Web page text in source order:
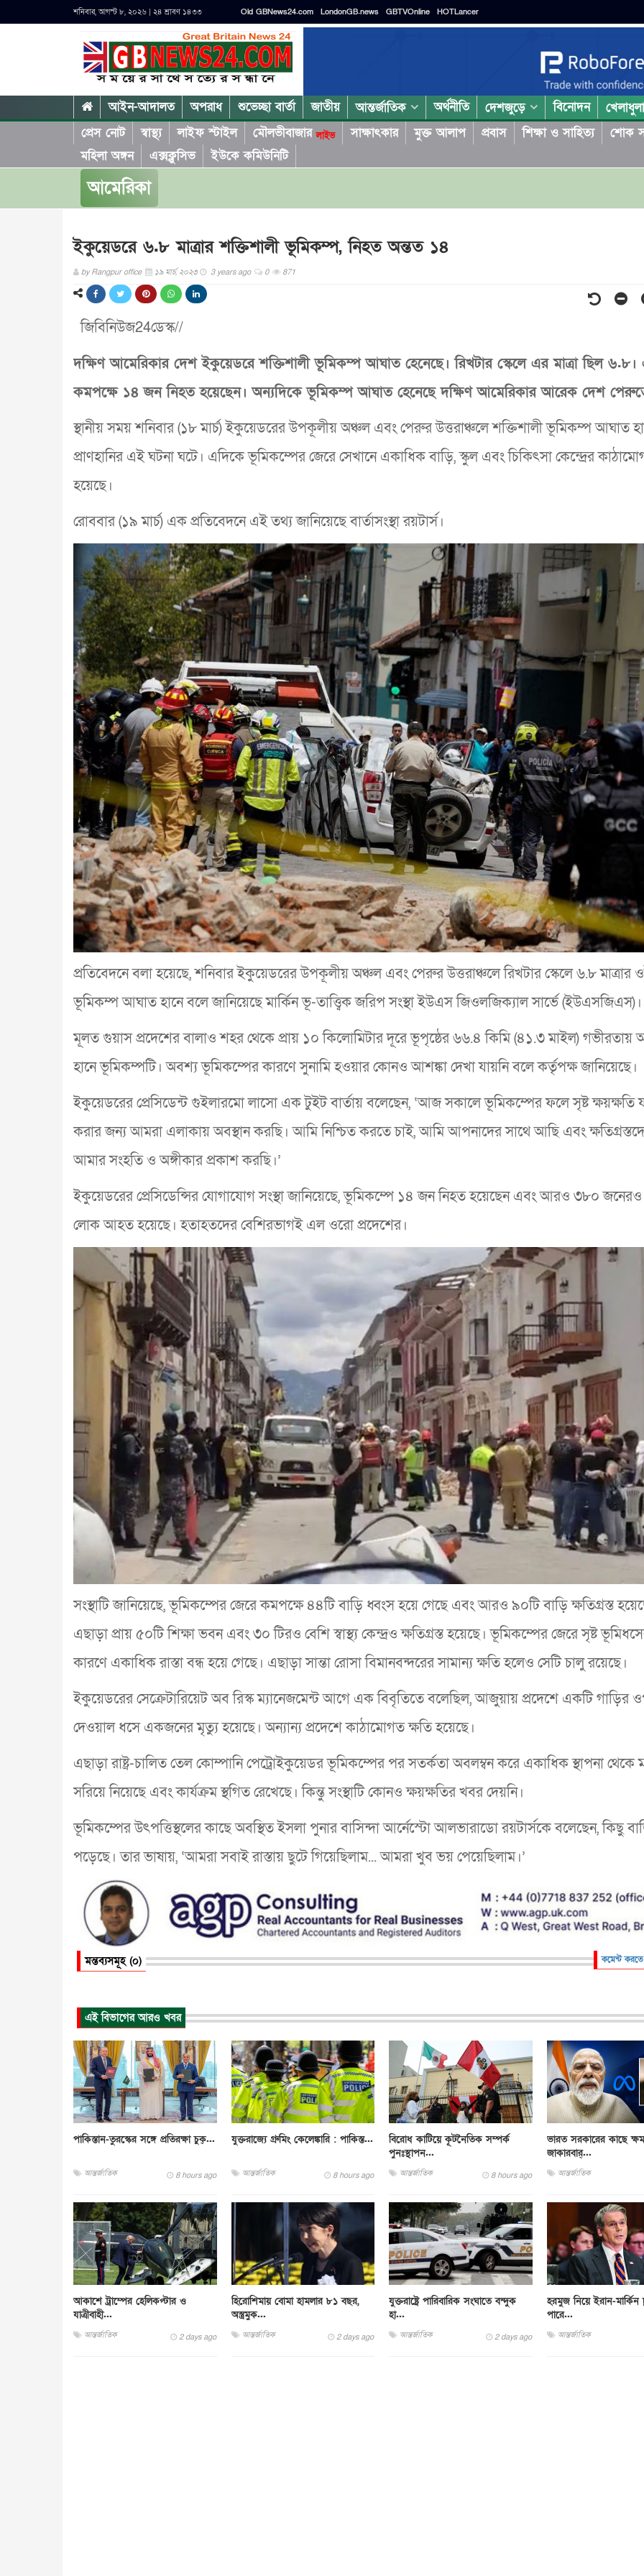
শনিবার, আগস্ট ৮, ২০২৬ | ২৪ শ্রাবণ ১৪৩৩ Old GBNews24.com LondonGB.news GBTVOnline HOTLancer
আইন-আদালত অপরাধ শুভেচ্ছা বার্তা জাতীয় আন্তর্জাতিক অর্থনীতি দেশজুড়ে বিনোদন
প্রেস নোট
স্বাস্থ্য লাইফ স্টাইল মৌলভীবাজারলাইভ সাক্ষাৎকার মুক্ত আলাপ প্রবাস শিক্ষা ও সাহিত্য
শোক
মহিলা অঙ্গন
এক্সক্লুসিভ ইউকে কমিউনিটি
আমেরিকা
ইকুয়েডরে ৬.৮ মাত্রার শক্তিশালী ভূমিকম্প, নিহত অন্তত ১৪
byRangpur office ১৯ মার্চ, ২০২৩ 3 years ago 0 871
জিবিনিউজ24ডেস্ক//
দক্ষিণ আমেরিকার দেশ ইকুয়েডরে শক্তিশালী ভূমিকম্প আঘাত হেনেছে। রিখটার স্কেলে এর মাত্রা ছিল
কমপক্ষে ১৪ জন নিহত হয়েছেন। অন্যদিকে ভূমিকম্প আঘাত হেনেছে দক্ষিণ আমেরিকার আরেক দেশ
স্থানীয় সময় শনিবার (১৮ মার্চ) ইকুয়েডরের উপকূলীয় অঞ্চল এবং পেরুর উত্তরাঞ্চলে শক্তিশালী ভূমিকম্প আঘাত
প্রাণহানির এই ঘটনা ঘটে। এদিকে ভূমিকম্পের জেরে সেখানে একাধিক বাড়ি, স্কুল এবং চিকিৎসা কেন্দ্রের
হয়েছে।
রোববার (১৯ মার্চ) এক প্রতিবেদনে এই তথ্য জানিয়েছে বার্তাসংস্থা রয়টার্স।
প্রতিবেদনে বলা হয়েছে, শনিবার ইকুয়েডরের উপকূলীয় অঞ্চল এবং পেরুর উত্তরাঞ্চলে রিখটার স্কেলে ৬.৮ মাত্রার
ভূমিকম্প আঘাত হানে বলে জানিয়েছে মার্কিন ভূ-তাত্ত্বিক জরিপ সংস্থা ইউএস জিওলজিক্যাল সার্ভে (ইউএসজিএস)।
মূলত গুয়াস প্রদেশের বালাও শহর থেকে প্রায় ১০ কিলোমিটার দূরে ভূপৃষ্ঠের ৬৬.৪ কিমি (৪১.৩ মাইল) গভীরতায়
হানে ভূমিকম্পটি। অবশ্য ভূমিকম্পের কারণে সুনামি হওয়ার কোনও আশঙ্কা দেখা যায়নি বলে কর্তৃপক্ষ জানিয়েছে।
ইকুয়েডরের প্রেসিডেন্ট গুইলারমো লাসো এক টুইট বার্তায় বলেছেন, ‘আজ সকালে ভূমিকম্পের ফলে সৃষ্ট ক্ষয়ক্ষতি
করার জন্য আমরা এলাকায় অবস্থান করছি। আমি নিশ্চিত করতে চাই, আমি আপনাদের সাথে আছি এবং
আমার সংহতি ও অঙ্গীকার প্রকাশ করছি।’
ইকুয়েডরের প্রেসিডেন্সির যোগাযোগ সংস্থা জানিয়েছে, ভূমিকম্পে ১৪ জন নিহত হয়েছেন এবং আরও ৩৮০ জনেরও
লোক আহত হয়েছে। হতাহতদের বেশিরভাগই এল ওরো প্রদেশের।
সংস্থাটি জানিয়েছে, ভূমিকম্পের জেরে কমপক্ষে ৪৪টি বাড়ি ধ্বংস হয়ে গেছে এবং আরও ৯০টি বাড়ি ক্ষতিগ্রস্ত
এছাড়া প্রায় ৫০টি শিক্ষা ভবন এবং ৩০ টিরও বেশি স্বাস্থ্য কেন্দ্রও ক্ষতিগ্রস্ত হয়েছে। ভূমিকম্পের জেরে সৃষ্ট
কারণে একাধিক রাস্তা বন্ধ হয়ে গেছে। এছাড়া সান্তা রোসা বিমানবন্দরের সামান্য ক্ষতি হলেও সেটি চালু রয়েছে।
ইকুয়েডরের সেক্রেটারিয়েট অব রিস্ক ম্যানেজমেন্ট আগে এক বিবৃতিতে বলেছিল, আজুয়ায় প্রদেশে একটি গাড়ির
দেওয়াল ধসে একজনের মৃত্যু হয়েছে। অন্যান্য প্রদেশে কাঠামোগত ক্ষতি হয়েছে।
এছাড়া রাষ্ট্র-চালিত তেল কোম্পানি পেট্রোইকুয়েডর ভূমিকম্পের পর সতর্কতা অবলম্বন করে একাধিক স্থাপনা থেকে
সরিয়ে নিয়েছে এবং কার্যক্রম স্থগিত রেখেছে। কিন্তু সংস্থাটি কোনও ক্ষয়ক্ষতির খবর দেয়নি।
ভূমিকম্পের উৎপত্তিস্থলের কাছে অবস্থিত ইসলা পুনার বাসিন্দা আর্নেস্টো আলভারাডো রয়টার্সকে বলেছেন, কিছু
পড়েছে। তার ভাষায়, ‘আমরা সবাই রাস্তায় ছুটে গিয়েছিলাম... আমরা খুব ভয় পেয়েছিলাম।’
মন্তব্যসমূহ (০) কমেন্ট
এই বিভাগের আরও খবর
পাকিস্তান-তুরস্কের সঙ্গে প্রতিরক্ষা চুক্...
আন্তর্জাতিক 8 hours ago
যুক্তরাজ্যে গ্রুমিং কেলেঙ্কারি : পাকিস্ত...
আন্তর্জাতিক 8 hours ago
বিরোধ কাটিয়ে কূটনৈতিক সম্পর্ক
পুনঃস্থাপন...
আন্তর্জাতিক 8 hours ago
ভারত সরকারের কাছে
জাকারবার্...
আন্তর্জাতিক
আকাশে ট্রাম্পের হেলিকপ্টার ও
যাত্রীবাহী...
আন্তর্জাতিক 2 days ago
হিরোশিমায় বোমা হামলার ৮১ বছর,
অস্ত্রমুক...
আন্তর্জাতিক 2 days ago
যুক্তরাষ্ট্রে পারিবারিক সংঘাতে বন্দুক
হা...
আন্তর্জাতিক 2 days ago
হরমুজ নিয়ে ইরান-মার্কিন
পারে...
আন্তর্জাতিক